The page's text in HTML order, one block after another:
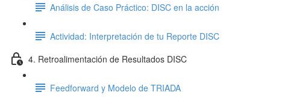
Análisis de Caso Práctico: DISC en la acción
Actividad: Interpretación de tu Reporte DISC
4. Retroalimentación de Resultados DISC
Feedforward y Modelo de TRIADA